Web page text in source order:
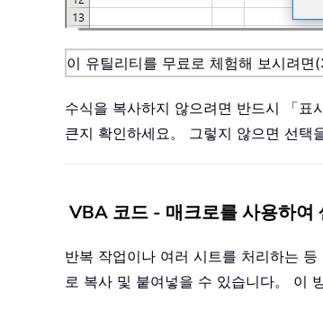
이 유틸리티를 무료로 체험해 보시려면
수식을 복사하지 않으려면 반드시 「표
큰지 확인하세요。 그렇지 않으면 선택
VBA 코드 - 매크로를 사용하여
반복 작업이나 여러 시트를 처리하는
로 복사 및 붙여넣을 수 있습니다。 이